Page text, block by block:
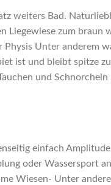
weiters Bad.
Liegewiese zum braun
Unter anderem
ist und bleibt spitze
und
einfach
oder Wassersport
Wiesen- Unter